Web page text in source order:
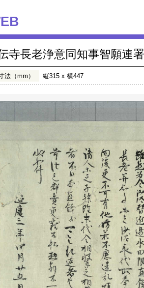
寺長老浄意同知事智願連
法（mm） 縦315 x 横447